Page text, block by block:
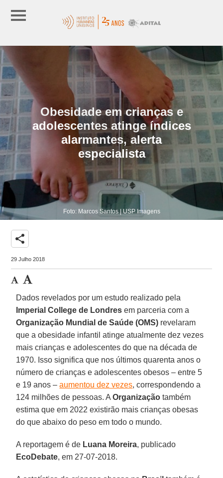
Obesidade em crianças e
adolescentes atinge índices
alarmantes, alerta
especialista
Foto: Marcos Santos | USP Imagens
share
29 Julho 2018
Dados revelados por um estudo realizado pela
Imperial College de Londres em parceria com a
Organização Mundial de Saúde (OMS) revelaram
que a obesidade infantil atinge atualmente dez vezes
mais crianças e adolescentes do que na década de
1970. Isso significa que nos últimos quarenta anos o
número de crianças e adolescentes obesos – entre 5
e 19 anos –aumentou dez vezes, correspondendo a
124 milhões de pessoas. AOrganização também
estima que em 2022 existirão mais crianças obesas
do que abaixo do peso em todo o mundo.
A reportagem é de Luana Moreira, publicado
EcoDebate, em 27-07-2018.